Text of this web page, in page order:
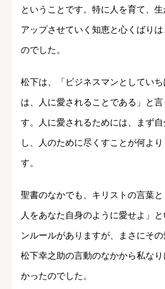
ということです。特に人を育て、
アップさせていく知恵と心くばり
のでした。
松下は、「ビジネスマンとしてい
は、人に愛されることである」と
す。人に愛されるためには、まず
し、人のために尽くすことが何よ
す。
聖書のなかでも、キリストの言葉
人をあなた自身のように愛せよ」
ンルールがありますが、まさにその
松下幸之助の言動のなかから私な
かったのでした。